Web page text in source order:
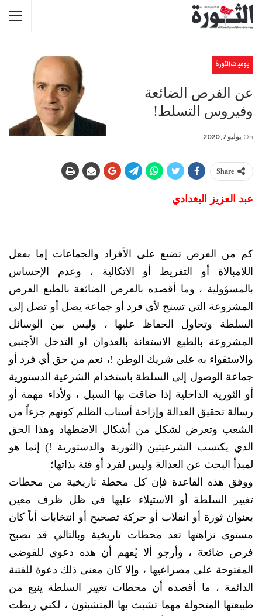
يوميات الثورة
عن الفرص الضائعة
وفيروس التسلط!
On يوليو 7, 2020
Share
عبد العزيز البغدادي
كم من الفرص تضيع على الأفراد والجماعات إما بفعل
اللامبالاة أو التفريط أو الاتكالية ، وعدم الإحساس
بالمسؤولية ، وما أقصده بالفرص الضائعة بالطبع الفرص
المشروعة التي تسنح لأي فرد أو جماعة يصل أو تصل إلى
السلطة وتحاول الحفاظ عليها ، وليس بين الوسائل
المشروعة بالطبع الاستعانة بالعدوان او التدخل الأجنبي
والاستقواء به على شريك الوطن !، نعم من حق أي فرد أو
جماعة الوصول إلى السلطة باستخدام الشرعية الدستورية
أو الثورية الداخلية إذا ضاقت بها السبل ، ولأداء مهمة أو
رسالة تحقيق العدالة وإزاحة أسباب الظلم كونهم جزءاً من
الشعب وتعرض لشكل من أشكال الاضطهاد وهذا الحق
الذي يكتسب الشرعيتين (الثورية والدستورية !) إنما هو
لمبدأ البحث عن العدالة وليس لفرد أو فئة بذاتها؛
ووفق هذه القاعدة فإن كل محطة تاريخية من محطات
تغيير السلطة أو الاستيلاء عليها في ظل ظرف معين
بعنوان ثورة أو انقلاب أو حركة تصحيح أو انتخابات أياً كان
مستوى نزاهتها تعد محطات تاريخية وبالتالي قد تصبح
فرص ضائعة ، وأرجو ألا يُفهم أن هذه دعوى للفوضى
المفتوحة على مصراعيها ، وإلا كان معنى ذلك دعوة للفتنة
الدائمة ، ما أقصده أن محطات تغيير السلطة ينبع من
طبيعتها المتحولة مهما تشبث بها المتشبثون ، لكني ربطت